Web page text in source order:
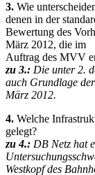
3. Wie
denen in der
Bewertung des
März 2012, die im
Auftrag des MVV
zu 3.: Die unter 2.
auch Grundlage
März 2012.
4. Welche
gelegt?
zu 4.: DB Netz hat
Westkopf des